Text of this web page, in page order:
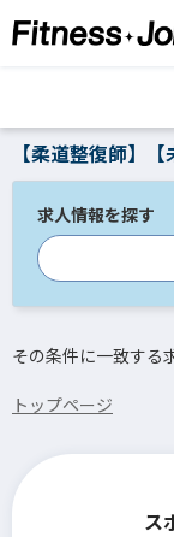
【柔道整復師】
求人情報を探す
その条件に一致する
トップページ
ス